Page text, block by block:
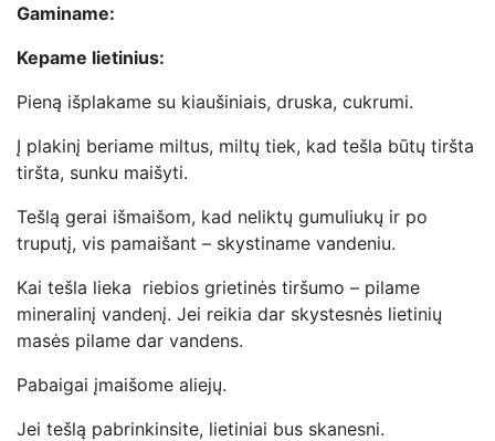
Gaminame:
Kepame lietinius:
Pieną išplakame su kiaušiniais, druska, cukrumi.
Į plakinį beriame miltus, miltų tiek, kad tešla būtų tiršta
tiršta, sunku maišyti.
Tešlą gerai išmaišom, kad neliktų gumuliukų ir po
truputį, vis pamaišant – skystiname vandeniu.
Kai tešla lieka riebios grietinės tiršumo – pilame
mineralinį vandenį. Jei reikia dar skystesnės lietinių
masės pilame dar vandens.
Pabaigai įmaišome aliejų.
Jei tešlą pabrinkinsite, lietiniai bus skanesni.